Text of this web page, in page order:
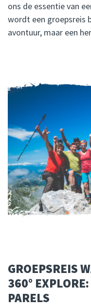
ons de essentie van
wordt een groepsreis
avontuur, maar een
GROEPSREIS
360°
PARELS